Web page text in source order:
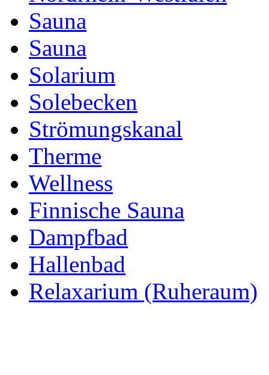
Sauna
Sauna
Solarium
Solebecken
Strömungskanal
Therme
Wellness
Finnische Sauna
Dampfbad
Hallenbad
Relaxarium (Ruheraum)